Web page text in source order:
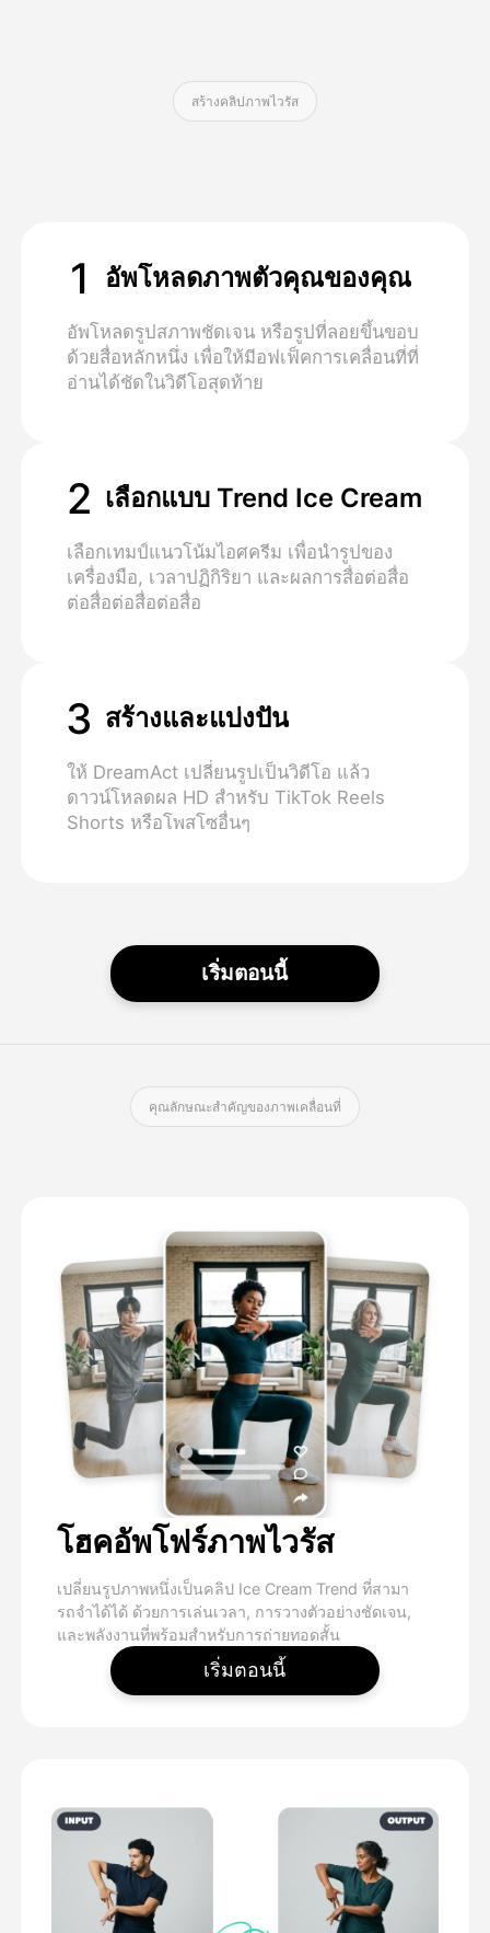
สร้างคลิปภาพไวรัส
1 อัพโหลดภาพตัวคุณของคุณ
อัพโหลดรูปสภาพชัดเจน หรือรูปที่ลอยขึ้นขอบ
ด้วยสื่อหลักหนึ่ง เพื่อให้มีอฟเฟ็คการเคลื่อนที่ที่
อ่านได้ชัดในวิดีโอสุดท้าย
2 เลือกแบบ Trend Ice Cream
เลือกเทมป์แนวโน้มไอศครีม เพื่อนํารูปของ
เครื่องมือ, เวลาปฏิกิริยา และผลการสื่อต่อสื่อ
ต่อสื่อต่อสื่อต่อสื่อ
3 สร้างและแบ่งปัน
ให้ DreamAct เปลี่ยนรูปเป็นวิดีโอ แล้ว
ดาวน์โหลดผล HD สําหรับ TikTok Reels
Shorts หรือโพสโซอื่นๆ
เริ่มตอนนี้
คุณลักษณะสําคัญของภาพเคลื่อนที่
โฮคอัพโฟร์ภาพไวรัส
เปลี่ยนรูปภาพหนึ่งเป็นคลิป Ice Cream Trend ที่สามา
รถจําได้ได้ ด้วยการเล่นเวลา, การวางตัวอย่างชัดเจน,
และพลังงานที่พร้อมสําหรับการถ่ายทอดสั้น
เริ่มตอนนี้